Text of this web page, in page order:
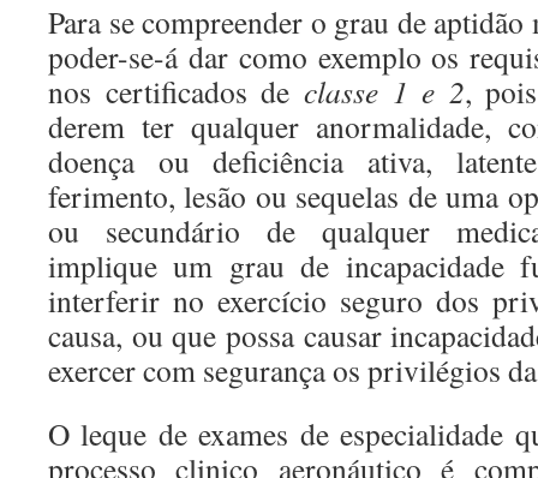
Para se compreender o grau de
poder-se-á dar como exemplo os
nos certificados de classe 1 e 2,
derem ter qualquer anormalidade,
doença ou deficiência ativa,
ferimento, lesão ou sequelas de uma
ou secundário de qualquer
implique um grau de incapacidade
interferir no exercício seguro dos
causa, ou que possa causar
exercer com segurança os privilégios
O leque de exames de especialidade
processo clinico aeronáutico é